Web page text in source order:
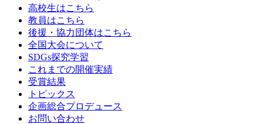
高校生はこちら
教員はこちら
後援・協力団体はこちら
全国大会について
SDGs探究学習
これまでの開催実績
受賞結果
トピックス
企画総合プロデュース
お問い合わせ